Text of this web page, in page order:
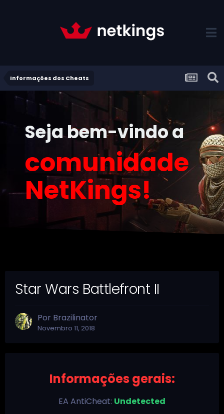
Informações dos Cheats
Seja bem-vindo a
comunidade
NetKings!
Star Wars Battlefront II
Por Brazilinator
Novembro 11, 2018
Informações gerais:
EA AntiCheat: Undetected